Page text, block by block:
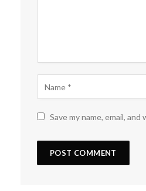
Save my name, email,